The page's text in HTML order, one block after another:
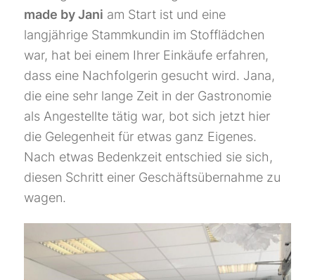
made by Jani am Start ist und eine
langjährige Stammkundin im Stofflädchen
war, hat bei einem Ihrer Einkäufe erfahren,
dass eine Nachfolgerin gesucht wird. Jana,
die eine sehr lange Zeit in der Gastronomie
als Angestellte tätig war, bot sich jetzt hier
die Gelegenheit für etwas ganz Eigenes.
Nach etwas Bedenkzeit entschied sie sich,
diesen Schritt einer Geschäftsübernahme zu
wagen.